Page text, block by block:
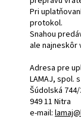
Pri
protokol.
Snahou
ale najneskôr
Adresa pre
LAMAJ, spol.
Šúdolská
949 11 Nitra
e-mail: